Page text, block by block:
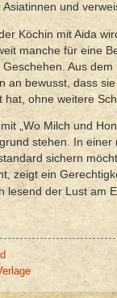
Asiatinnen und
Köchin mit Aida
manche für eine
Aus
an bewusst, dass
hat, ohne weitere
„Wo Milch und
stehen. In
sichern
zeigt ein
lesend der Lust am